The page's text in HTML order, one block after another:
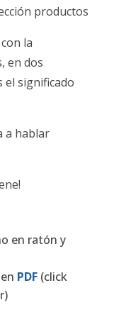
productos
la
en dos
el significado
a hablar
en ratón y
PDF(click